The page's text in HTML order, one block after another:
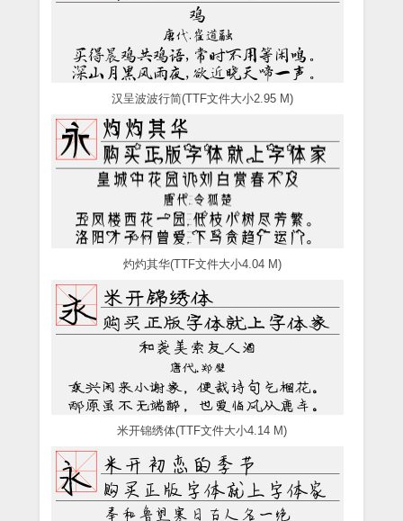
汉呈波波行简(TTF文件大小2.95 M)
灼灼其华(TTF文件大小4.04 M)
米开锦绣体(TTF文件大小4.14 M)